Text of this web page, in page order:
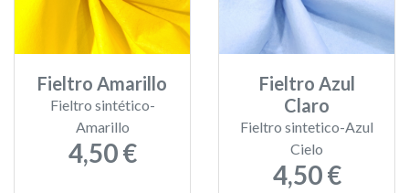
Fieltro Amarillo
Fieltro sintético-
Amarillo
4,50 €
Fieltro Azul
Claro
Fieltro sintetico-Azul
Cielo
4,50 €